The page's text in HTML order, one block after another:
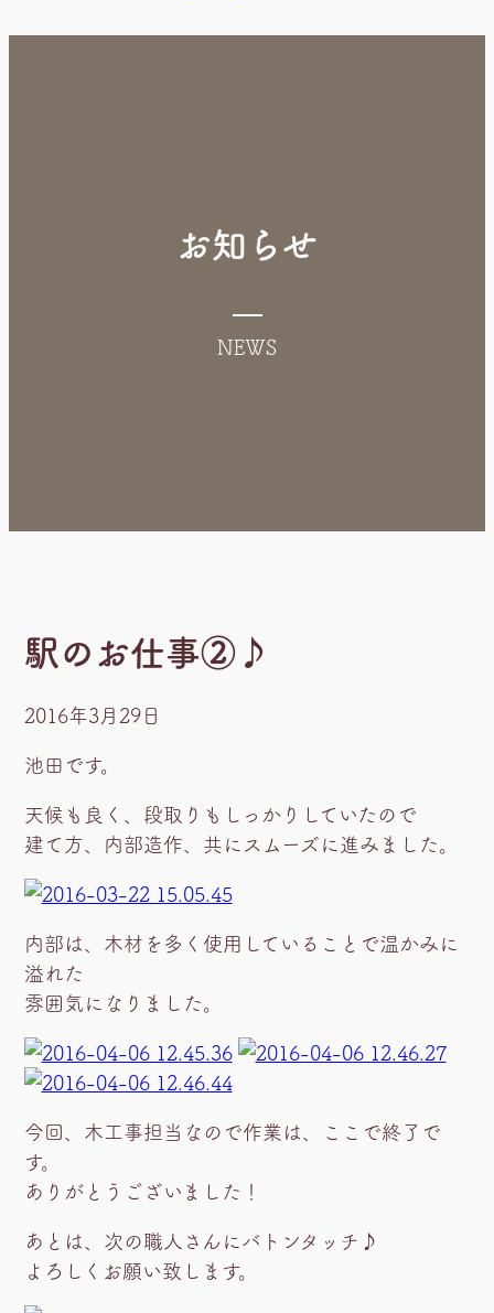
お知らせ
NEWS
駅のお仕事②♪
2016年3月29日
池田です。
天候も良く、段取りもしっかりしていたので
建て方、内部造作、共にスムーズに進みました。
内部は、木材を多く使用していることで温かみに
溢れた
雰囲気になりました。
今回、木工事担当なので作業は、ここで終了で
す。
ありがとうございました！
あとは、次の職人さんにバトンタッチ♪
よろしくお願い致します。